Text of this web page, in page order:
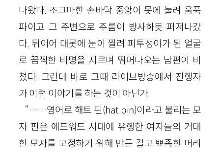
나왔다. 조그마한 손바닥 중앙이 못에 눌려 움푹
파이고 그 주변으로 주름이 방사하듯 퍼져나갔
다. 뒤이어 대못에 눈이 찔려 피투성이가 된 얼굴
로 끔찍한 비명을 지르며 뛰어나오는 남편이 비
쳤다. 그런데 바로 그때 라이브방송에서 진행자
가 이런 이야기를 하는 것이 아닌가.
“……영어로 해트 핀(hat pin)이라고 불리는 모
자 핀은 에드워드 시대에 유행한 여자들의 거대
한 모자를 고정하기 위해 만든 길고 뾰족한 머리